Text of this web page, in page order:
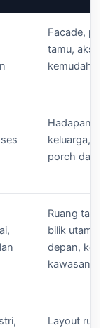
Facade,
tamu,
Hadapan
keluarga,
porch dan
Ruang
bilik utama,
depan,
kawasan.
Layout